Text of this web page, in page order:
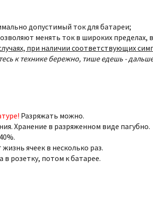
допустимый ток для батареи;
менять ток в широких пределах,
при наличии соответствующих
к технике бережно, тише едешь -
Разряжать можно.
Хранение в разряженном виде пагубно.
ячеек в несколько раз.
в розетку, потом к батарее.